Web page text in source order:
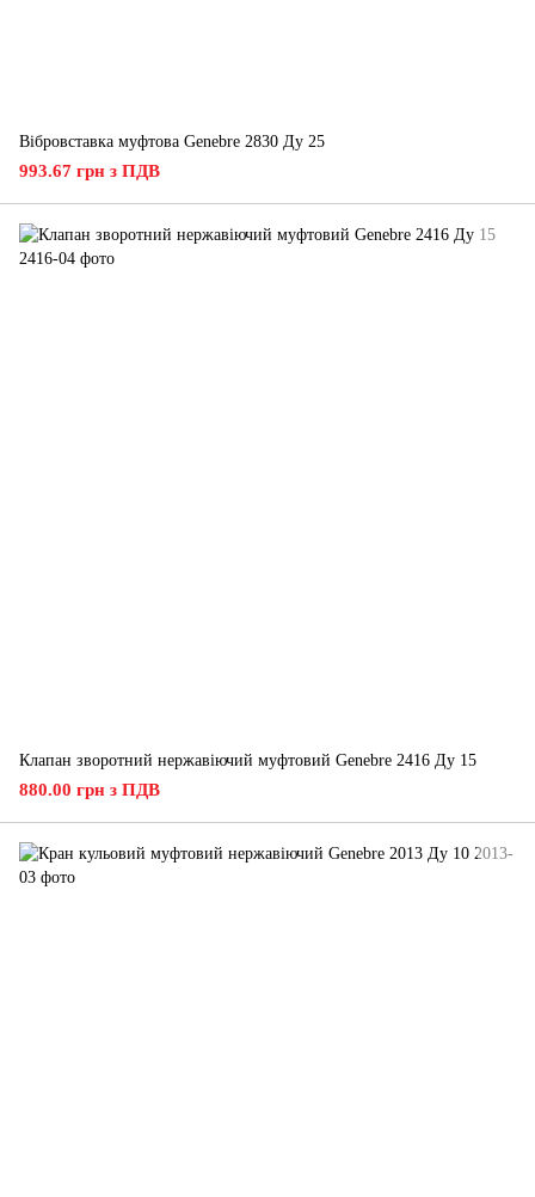
Вібровставка муфтова Genebre 2830 Ду 25
993.67 грн з ПДВ
Клапан зворотний нержавіючий муфтовий Genebre 2416 Ду 15
880.00 грн з ПДВ